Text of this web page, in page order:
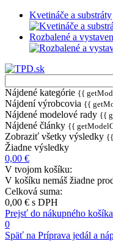
Kvetináče a substráty
Rozbalené a
Nájdené kategórie {{
Nájdení výrobcovia {{
Nájdené modelové rady {{
Nájdené články {{
Zobraziť všetky výsledky
Žiadne výsledky
0,00 €
V tvojom košíku:
V košíku nemáš žiadne
Celková suma:
0,00 € s DPH
Prejsť do nákupného košíka
0
Späť na Príprava jedál a